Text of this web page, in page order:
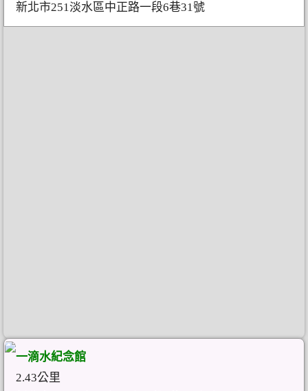
新北市251淡水區中正路一段6巷31號
一滴水紀念館
2.43公里